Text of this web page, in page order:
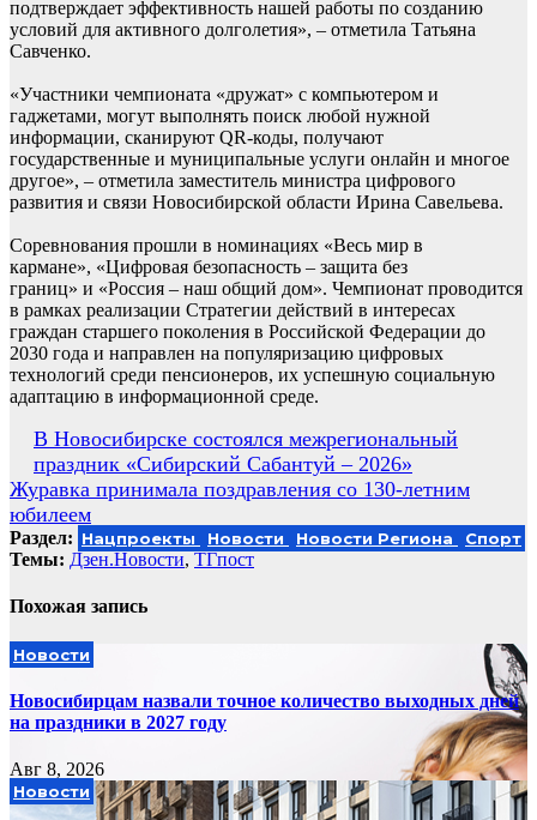
подтверждает эффективность нашей работы по созданию
условий для активного долголетия», – отметила Татьяна
Савченко.
«Участники чемпионата «дружат» с компьютером и
гаджетами, могут выполнять поиск любой нужной
информации, сканируют QR-коды, получают
государственные и муниципальные услуги онлайн и многое
другое», – отметила заместитель министра цифрового
развития и связи Новосибирской области Ирина Савельева.
Соревнования прошли в номинациях «Весь мир в
кармане», «Цифровая безопасность – защита без
границ» и «Россия – наш общий дом». Чемпионат проводится
в рамках реализации Стратегии действий в интересах
граждан старшего поколения в Российской Федерации до
2030 года и направлен на популяризацию цифровых
технологий среди пенсионеров, их успешную социальную
адаптацию в информационной среде.
Навигация
по
записям
В Новосибирске состоялся межрегиональный
праздник «Сибирский Сабантуй – 2026»
Журавка принимала поздравления со 130-летним
юбилеем
Раздел: Нацпроекты Новости Новости Региона Спорт
Темы: Дзен.Новости, ТГпост
Похожая запись
Новости
Новосибирцам назвали точное количество выходных дней
на праздники в 2027 году
Авг 8, 2026
Новости